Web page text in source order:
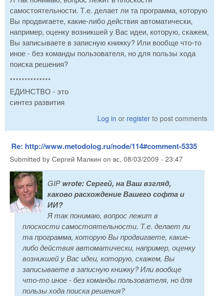
самостоятельности. Т.е. делает ли та программа, которую
Вы продвигаете, какие-либо действия автоматически,
например, оценку возникшей у Вас идеи, которую, скажем,
Вы записываете в записную книжку? Или вообще что-то
иное - без команды пользователя, но для пользы хода
поиска решения?
**************
ЕДИНСТВО - это
синтез развития
Log in or register to post comments
Re: http://www.metodolog.ru/node/114#comment-5335
Submitted by Сергей Малкин on вс, 08/03/2009 - 23:47
GIPwrote:Сергей, на Ваш взгляд,
каково расхождение Вашего софта и
ИИ?
Я так понимаю, вопрос лежит в
плоскости самостоятельности. Т.е. делает ли
та программа, которую Вы продвигаете, какие-
либо действия автоматически, например, оценку
возникшей у Вас идеи, которую, скажем, Вы
записываете в записную книжку? Или вообще
что-то иное - без команды пользователя, но для
пользы хода поиска решения?